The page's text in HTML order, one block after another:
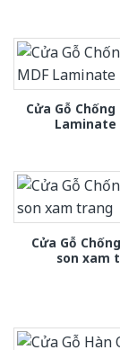
Cửa Gỗ Chống
Laminate
Cửa Gỗ
son xam